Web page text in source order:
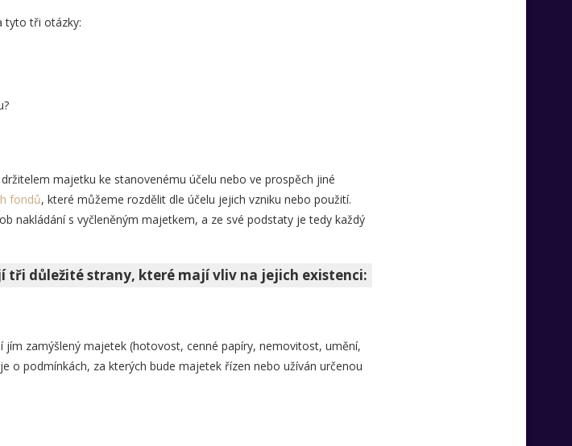
tyto tři otázky:
majetku ke stanovenému účelu nebo ve prospěch jiné
fondů, které můžeme rozdělit dle účelu jejich vzniku nebo použití.
nakládání s vyčleněným majetkem, a ze své podstaty je tedy každý
tři důležité strany, které mají vliv na jejich existenci:
jím zamýšlený majetek (hotovost, cenné papíry, nemovitost, umění,
o podmínkách, za kterých bude majetek řízen nebo užíván určenou